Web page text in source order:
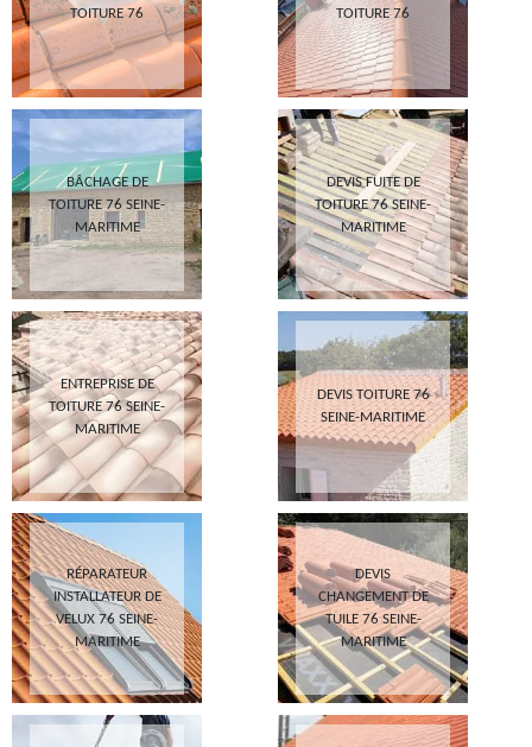
TOITURE 76
TOITURE 76
BÂCHAGE DE
TOITURE 76 SEINE-
MARITIME
DEVIS FUITE DE
TOITURE 76 SEINE-
MARITIME
ENTREPRISE DE
TOITURE 76 SEINE-
MARITIME
DEVIS TOITURE 76
SEINE-MARITIME
RÉPARATEUR
INSTALLATEUR DE
VELUX 76 SEINE-
MARITIME
DEVIS
CHANGEMENT DE
TUILE 76 SEINE-
MARITIME